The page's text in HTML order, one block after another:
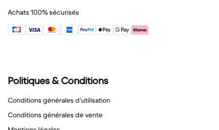
Achats 100% sécurisés
Politiques & Conditions
Conditions générales d'utilisation
Conditions générales de vente